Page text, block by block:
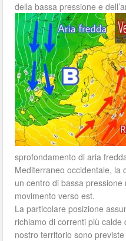
della bassa pressione e
sprofondamento di aria
Mediterraneo occidentale, la
un centro di bassa
movimento verso est.
La particolare posizione
richiamo di correnti più
nostro territorio sono